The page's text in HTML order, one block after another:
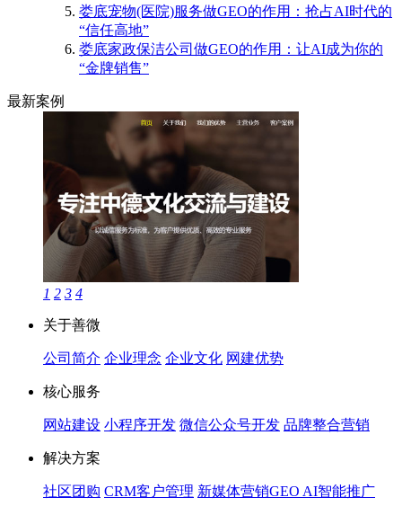
娄底宠物(医院)服务做GEO的作用：抢占AI时代的
“信任高地”
娄底家政保洁公司做GEO的作用：让AI成为你的
“金牌销售”
最新案例
1 2 3 4
关于善微
公司简介 企业理念 企业文化 网建优势
核心服务
网站建设 小程序开发 微信公众号开发 品牌整合营销
解决方案
社区团购 CRM客户管理 新媒体营销GEO AI智能推广